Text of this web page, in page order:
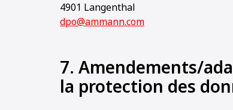
4901 Langenthal
dpo@ammann.com
7. Amendements/
la protection des